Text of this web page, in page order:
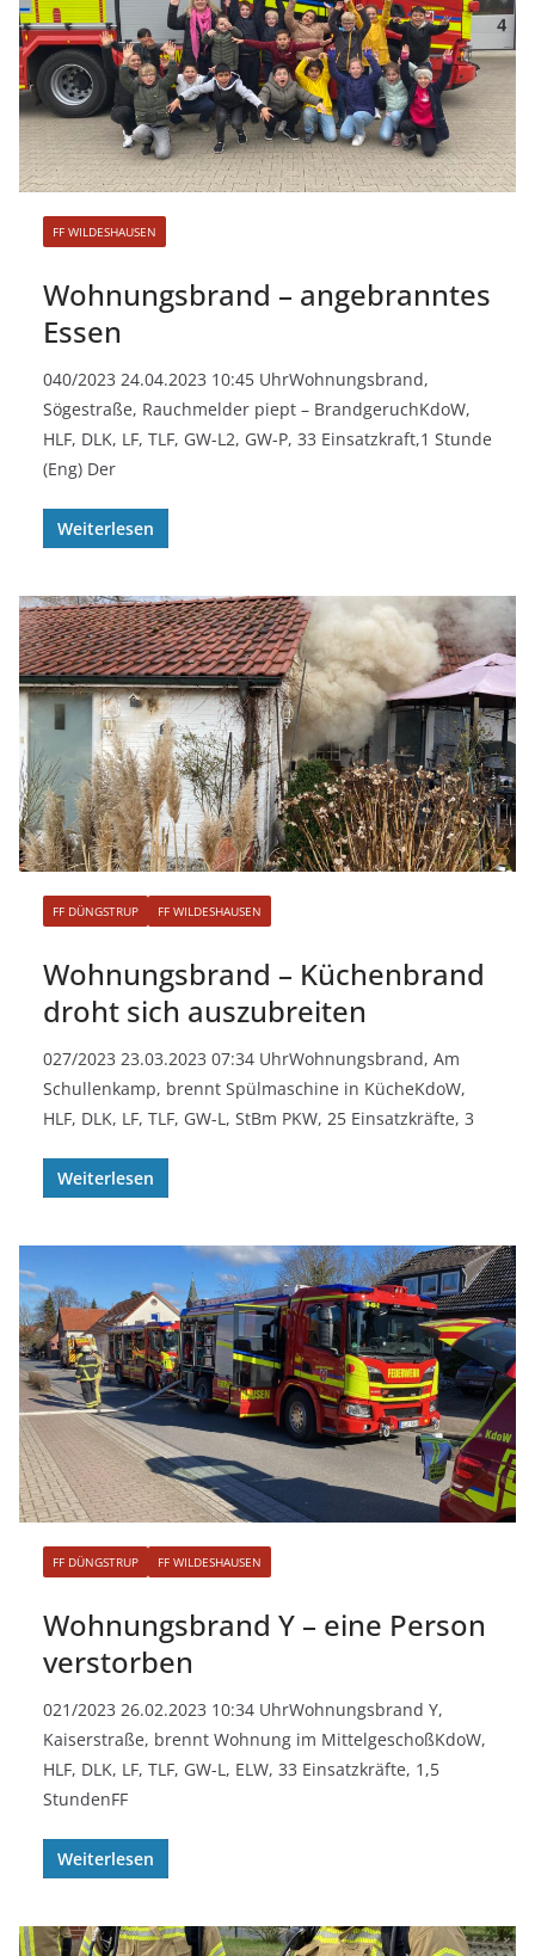
FF WILDESHAUSEN
Wohnungsbrand – angebranntes
Essen
040/2023 24.04.2023 10:45 UhrWohnungsbrand,
Sögestraße, Rauchmelder piept – BrandgeruchKdoW,
HLF, DLK, LF, TLF, GW-L2, GW-P, 33 Einsatzkraft,1 Stunde
(Eng) Der
Weiterlesen
FF DÜNGSTRUP FF WILDESHAUSEN
Wohnungsbrand – Küchenbrand
droht sich auszubreiten
027/2023 23.03.2023 07:34 UhrWohnungsbrand, Am
Schullenkamp, brennt Spülmaschine in KücheKdoW,
HLF, DLK, LF, TLF, GW-L, StBm PKW, 25 Einsatzkräfte, 3
Weiterlesen
FF DÜNGSTRUP FF WILDESHAUSEN
Wohnungsbrand Y – eine Person
verstorben
021/2023 26.02.2023 10:34 UhrWohnungsbrand Y,
Kaiserstraße, brennt Wohnung im MittelgeschoßKdoW,
HLF, DLK, LF, TLF, GW-L, ELW, 33 Einsatzkräfte, 1,5
StundenFF
Weiterlesen